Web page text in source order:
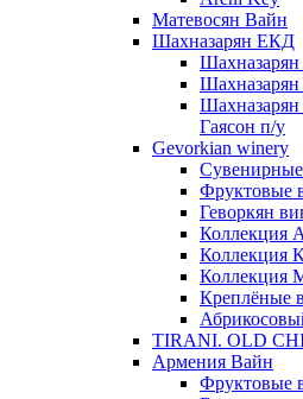
Матевосян Вайн
Шахназарян ЕКД
Шахназарян
Шахназарян
Гаясон п/у
Gevorkian winery
Фруктовые
Геворкян
Коллекция
Креплёные
TIRANI. OLD
Армения Вайн
Фруктовые